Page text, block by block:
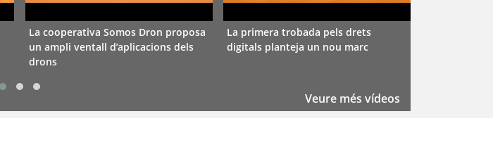
La cooperativa Somos Dron proposa
un ampli ventall d’aplicacions dels
drons
La primera trobada pels drets
digitals planteja un nou marc
Veure més vídeos